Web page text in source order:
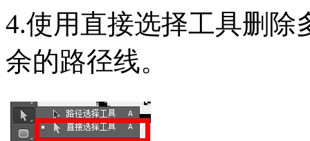
4.使用直接选择工具删除
余的路径线。